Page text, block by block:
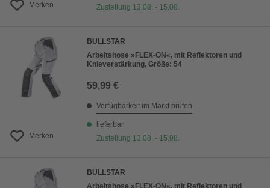
Merken
Zustellung 13.08. - 15.08.
Merken
BULLSTAR
Arbeitshose »FLEX-ON«, mit Reflektoren und
Knieverstärkung, Größe: 54
59,99 €
Verfügbarkeit im Markt prüfen
lieferbar
Zustellung 13.08. - 15.08.
BULLSTAR